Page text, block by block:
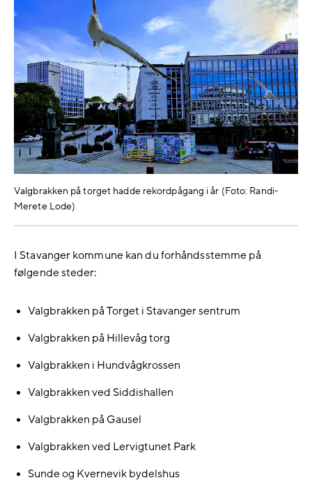
Valgbrakken på torget hadde rekordpågang i år (Foto: Randi-
Merete Lode)
I Stavanger kommune kan du forhåndsstemme på
følgende steder:
Valgbrakken på Torget i Stavanger sentrum
Valgbrakken på Hillevåg torg
Valgbrakken i Hundvågkrossen
Valgbrakken ved Siddishallen
Valgbrakken på Gausel
Valgbrakken ved Lervigtunet Park
Sunde og Kvernevik bydelshus